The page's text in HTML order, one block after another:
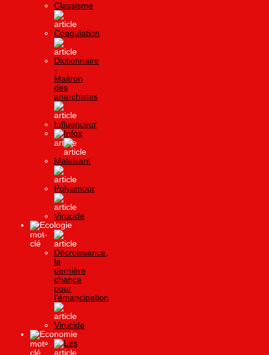
Classisme
Coagulation
Dictionnaire
-
Maitron
des
anarchistes
Influenceur
Infox
Malaisant
Polyamour
Virucide
Ecologie
Décroissance,
la
dernière
chance
pour
l’émancipation
Virucide
Economie
Les